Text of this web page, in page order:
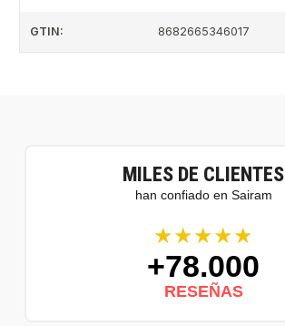
GTIN: 8682665346017
MILES DE CLIENTES
han confiado en Sairam
★★★★★
+78.000
RESEÑAS